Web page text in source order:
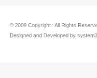
© 2009 Copyright : All Rights
Designed and Developed by